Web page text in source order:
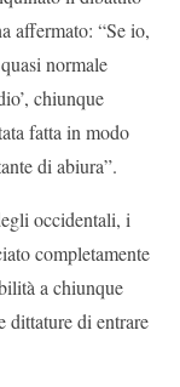
affermato: “Se io,
normale
chiunque
fatta in modo
di abiura”.
occidentali, i
completamente
a chiunque
dittature di entrare